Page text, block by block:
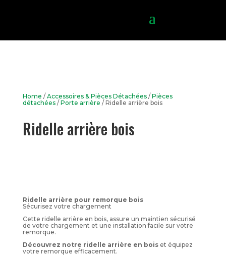
Home / Accessoires & Pièces Détachées/ Pièces
détachées/ Porte arrière / Ridelle arrière bois
Ridelle arrière bois
Ridelle arrière pour remorque bois
Sécurisez votre chargement
Cette ridelle arrière en bois, assure un maintien sécurisé
de votre chargement et une installation facile sur votre
remorque.
Découvrez notre ridelle arrière en boiset équipez
votre remorque efficacement.